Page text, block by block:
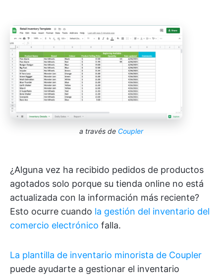
a través de Coupler
¿Alguna vez ha recibido pedidos de productos
agotados solo porque su tienda online no está
actualizada con la información más reciente?
Esto ocurre cuando la gestión del inventario del
comercio electrónico falla.
La plantilla de inventario minorista de Coupler
puede ayudarte a gestionar el inventario